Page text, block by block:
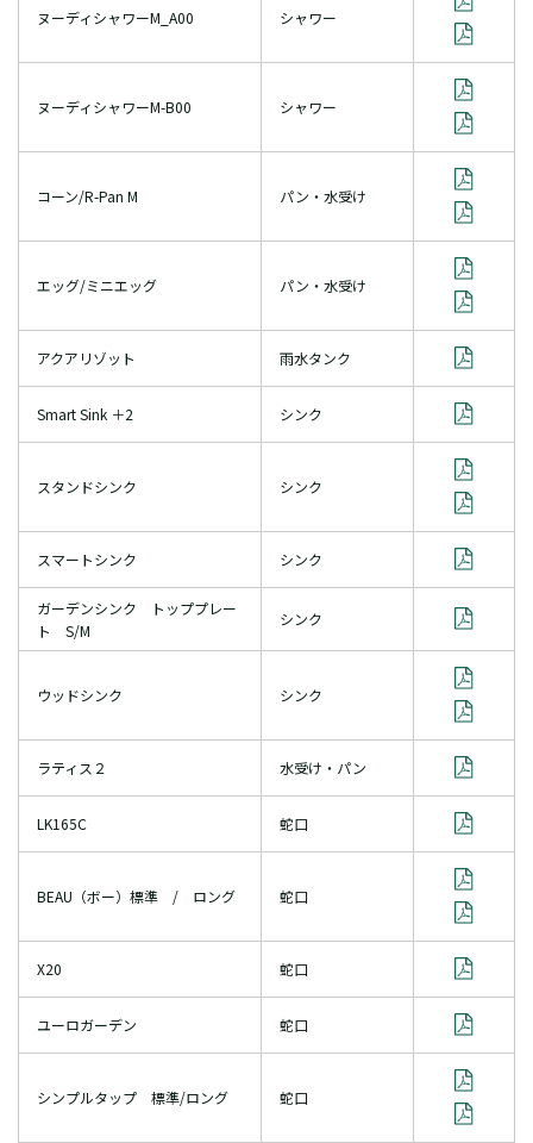
ヌーディシャワーM_A00 シャワー
ヌーディシャワーM-B00 シャワー
コーン/R-Pan M パン・水受け
エッグ/ミニエッグ パン・水受け
アクアリゾット 雨水タンク
Smart Sink ＋2 シンク
スタンドシンク シンク
スマートシンク シンク
ガーデンシンク トッププレー
ト S/M
シンク
ウッドシンク シンク
ラティス２ 水受け・パン
LK165C 蛇口
BEAU（ボー）標準 / ロング 蛇口
X20 蛇口
ユーロガーデン 蛇口
シンプルタップ 標準/ロング 蛇口